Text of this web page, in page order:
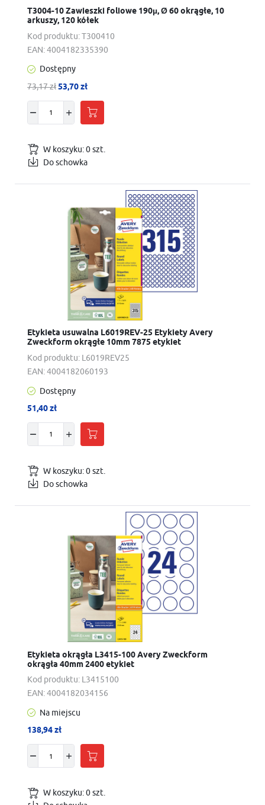
Kod produktu:T300410
T3004-10 Zawieszki foliowe 190µ, Ø 60 okrągłe, 10
arkuszy, 120 kółek
EAN:4004182335390
Dostępny
73,17 zł53,70 zł
W koszyku:0szt.
Do schowka
Kod produktu: L6019REV25
Etykieta usuwalna L6019REV-25 Etykiety Avery
Zweckform okrągłe 10mm 7875 etykiet
EAN:4004182060193
Dostępny
51,40 zł
W koszyku:0szt.
Do schowka
Kod produktu: L3415100
Etykieta okrągła L3415-100 Avery Zweckform
okrągła 40mm 2400 etykiet
EAN:4004182034156
Na miejscu
138,94 zł
W koszyku:0szt.